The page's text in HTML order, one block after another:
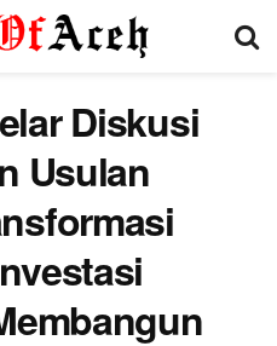
Diskusi
Usulan